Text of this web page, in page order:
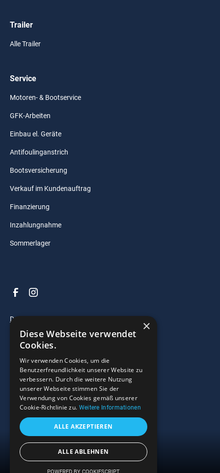
Menü
Trailer
Alle Trailer
Service
Motoren- & Bootservice
GFK-Arbeiten
Einbau el. Geräte
Antifoulinganstrich
Bootsversicherung
Verkauf im Kundenauftrag
Finanzierung
Inzahlungnahme
Sommerlager
© 2025 Razzo Bootscenter. All right reserved.
Datenschutz
Impressum
Widerrufsrecht
×
Diese Webseite verwendet
Cookies.
Wir verwenden Cookies, um die
Benutzerfreundlichkeit unserer Website zu
verbessern. Durch die weitere Nutzung
unserer Webseite stimmen Sie der
Verwendung von Cookies gemäß unserer
Cookie-Richtlinie zu. Weitere Informationen
ALLE AKZEPTIEREN
ALLE ABLEHNEN